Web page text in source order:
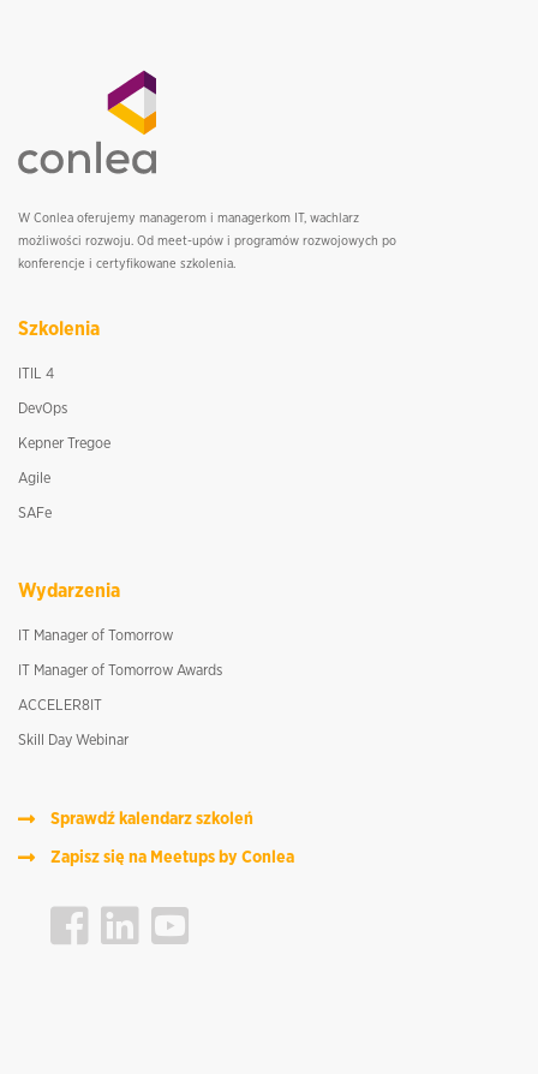
W Conlea oferujemy managerom i managerkom IT, wachlarz
możliwości rozwoju. Od meet-upów i programów rozwojowych po
konferencje i certyfikowane szkolenia.
Szkolenia
ITIL 4
DevOps
Kepner Tregoe
Agile
SAFe
Wydarzenia
IT Manager of Tomorrow
IT Manager of Tomorrow Awards
ACCELER8IT
Skill Day Webinar
Sprawdź kalendarz szkoleń
Zapisz się na Meetups by Conlea